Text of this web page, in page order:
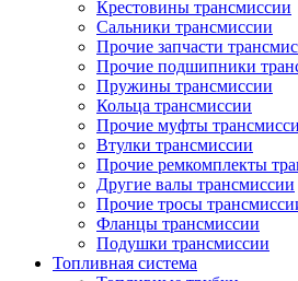
Крестовины трансмиссии
Сальники трансмиссии
Прочие запчасти
Прочие подшипники
Пружины трансмиссии
Кольца трансмиссии
Прочие муфты
Втулки трансмиссии
Прочие ремкомплекты
Другие валы трансмиссии
Прочие тросы
Фланцы трансмиссии
Подушки трансмиссии
Топливная система